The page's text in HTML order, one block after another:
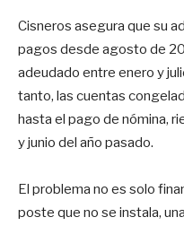
Cisneros asegura que su
pagos desde agosto de
adeudado entre enero y
tanto, las cuentas
hasta el pago de nómina,
y junio del año pasado.
El problema no es solo
poste que no se instala,